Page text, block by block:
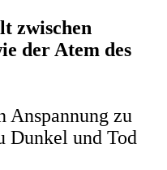
zwischen
der Atem des
Anspannung zu
Dunkel und Tod